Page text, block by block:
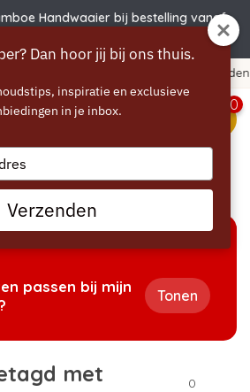
Handwaaier bij bestelling vanaf
365 dagen bedenktijd!
0
passen bij mijn
Tonen
met
0
Dan hoor jij bij ons thuis.
inspiratie en exclusieve
in je inbox.
Verzenden